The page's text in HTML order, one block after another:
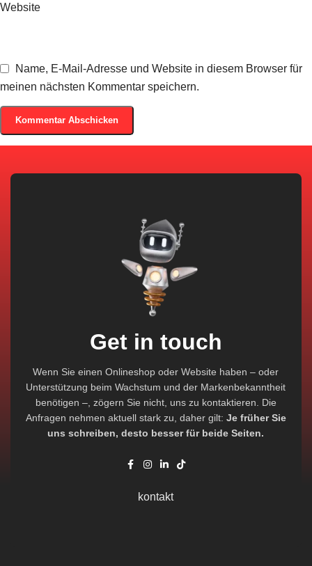
Website
Name, E-Mail-Adresse und Website in diesem Browser für
meinen nächsten Kommentar speichern.
Get in touch
Wenn Sie einen Onlineshop oder Website haben – oder
Unterstützung beim Wachstum und der Markenbekanntheit
benötigen –, zögern Sie nicht, uns zu kontaktieren. Die
Anfragen nehmen aktuell stark zu, daher gilt: Je früher Sie
uns schreiben, desto besser für beide Seiten.
kontakt